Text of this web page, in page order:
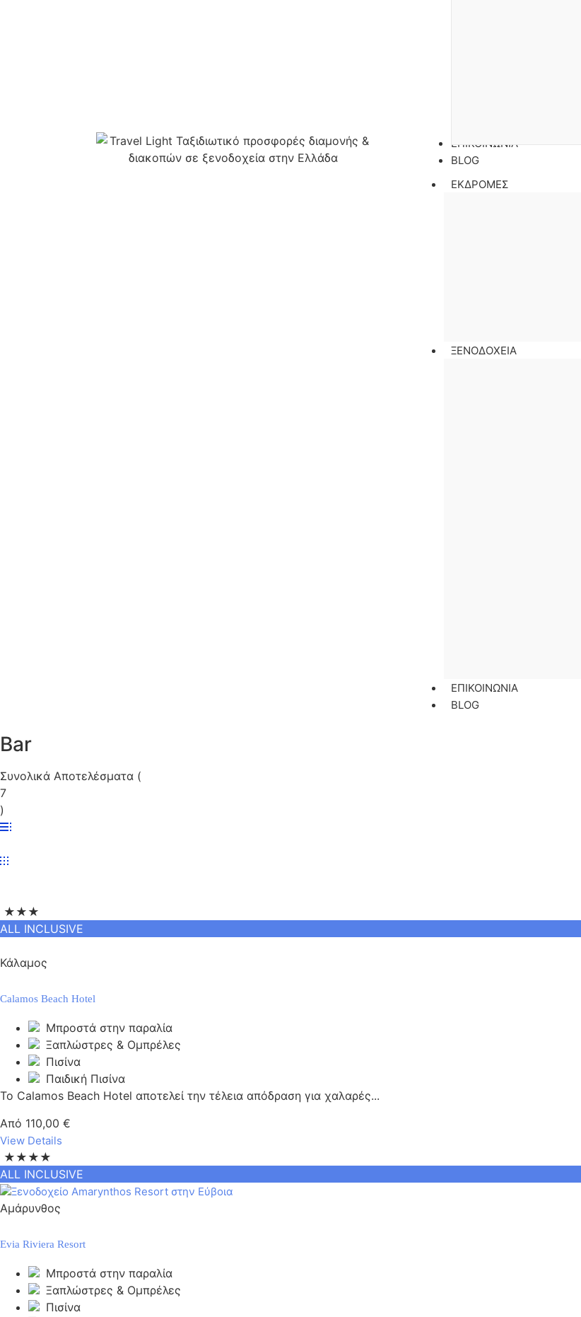
ΕΠΙΚΟΙΝΩΝΙΑ
BLOG
ΕΚΔΡΟΜΕΣ
ΞΕΝΟΔΟΧΕΙΑ
ΕΠΙΚΟΙΝΩΝΙΑ
BLOG
Bar
Συνολικά Αποτελέσματα (
7
)
★★★
ALL INCLUSIVE
Κάλαμος
Calamos Beach Hotel
Μπροστά στην παραλία
Ξαπλώστρες & Ομπρέλες
Πισίνα
Παιδική Πισίνα
Το Calamos Beach Hotel αποτελεί την τέλεια απόδραση για χαλαρές...
Από 110,00 €
View Details
★★★★
ALL INCLUSIVE
Αμάρυνθος
Evia Riviera Resort
Μπροστά στην παραλία
Ξαπλώστρες & Ομπρέλες
Πισίνα